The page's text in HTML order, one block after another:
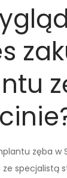
zęba w
ze specjalistą